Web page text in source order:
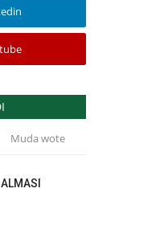
Muda wote